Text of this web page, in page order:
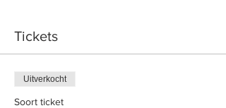
Tickets
Uitverkocht
Soort ticket